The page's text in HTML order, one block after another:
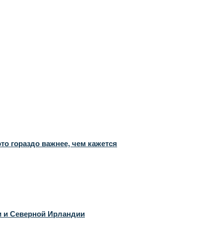
гораздо важнее, чем кажется
и Северной Ирландии